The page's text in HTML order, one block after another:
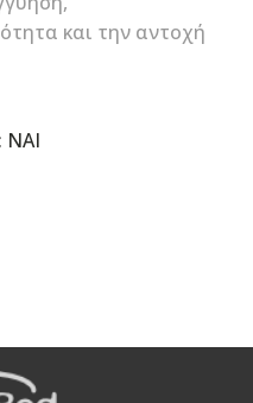
και την αντοχή
: ΝΑΙ